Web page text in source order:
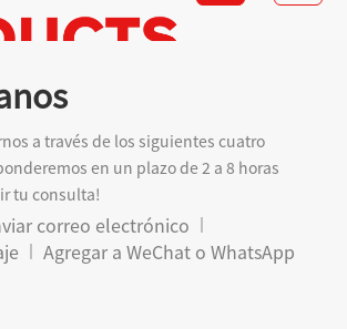
a través de los siguientes cuatro
en un plazo de 2 a 8 horas
tu consulta!
correo electrónico
Agregar a WeChat o WhatsApp